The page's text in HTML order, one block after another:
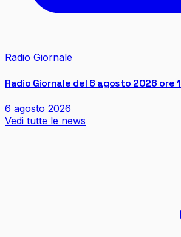
Radio Giornale
Radio Giornale del 6 agosto 2026 ore
6 agosto 2026
Vedi tutte le news